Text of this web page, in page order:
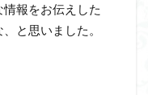
報をお伝えした
と思いました。